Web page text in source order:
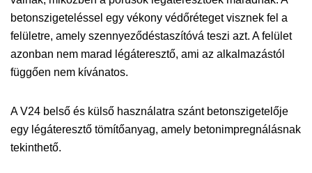
betonszigeteléssel egy vékony védőréteget visznek fel a
felületre, amely szennyeződéstaszítóvá teszi azt. A felület
azonban nem marad légáteresztő, ami az alkalmazástól
függően nem kívánatos.
A V24 belső és külső használatra szánt betonszigetelője
egy légáteresztő tömítőanyag, amely betonimpregnálásnak
tekinthető.